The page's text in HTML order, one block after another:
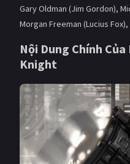
PHIM CHIẾU RẠP
TUYỂN TẬP PHIM
BLOG
Gary Oldman (Jim Gordon),
Morgan Freeman (Lucius
Nội Dung Chính
Knight